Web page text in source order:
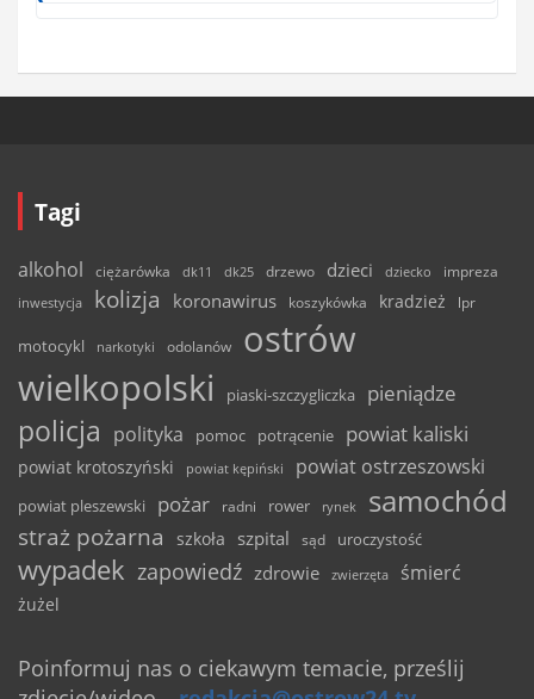
Tagi
alkohol ciężarówka dk11 dk25 drzewo dzieci dziecko
impreza
inwestycja
kolizja koronawirus koszykówka kradzież lpr
motocykl narkotyki odolanów
ostrów
wielkopolski
piaski-szczygliczka pieniądze
policja polityka pomoc potrącenie powiat kaliski
powiat krotoszyński powiat kępiński powiat ostrzeszowski
powiat pleszewski pożar radni rower rynek samochód
straż pożarna szkoła szpital sąd uroczystość
wypadek zapowiedź zdrowie zwierzęta śmierć
żużel
Poinformuj nas o ciekawym temacie, prześlij